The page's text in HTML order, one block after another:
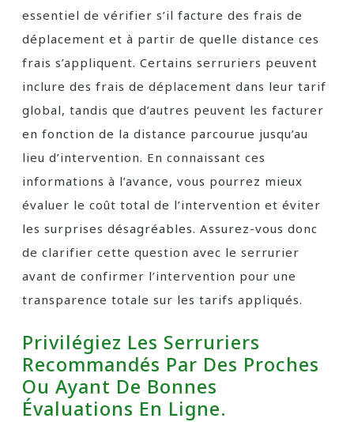
essentiel de vérifier s’il facture des frais de
déplacement et à partir de quelle distance ces
frais s’appliquent. Certains serruriers peuvent
inclure des frais de déplacement dans leur tarif
global, tandis que d’autres peuvent les facturer
en fonction de la distance parcourue jusqu’au
lieu d’intervention. En connaissant ces
informations à l’avance, vous pourrez mieux
évaluer le coût total de l’intervention et éviter
les surprises désagréables. Assurez-vous donc
de clarifier cette question avec le serrurier
avant de confirmer l’intervention pour une
transparence totale sur les tarifs appliqués.
Privilégiez Les Serruriers
Recommandés Par Des Proches
Ou Ayant De Bonnes
Évaluations En Ligne.